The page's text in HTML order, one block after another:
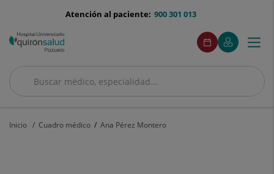
menu-
900 301 013
Atención al paciente:
Buscar
Buscar
menuAcceso
Pedir
cita
Este
enlace
se
en
Mi
Quirónsalud
Este
enlace
se
en
ventana
nueva.
Menú
Inicio Cuadro médico Ana Pérez Montero